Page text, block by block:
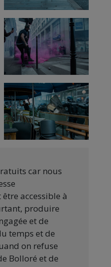
car nous
accessible à
produire
et de
temps et de
on refuse
Bolloré et de